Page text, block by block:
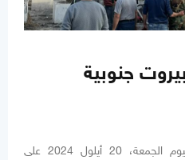
جنوبية
شن الاحتلال الصهيوني غارة، اليوم الجمعة، 20 أيلول 2024 على